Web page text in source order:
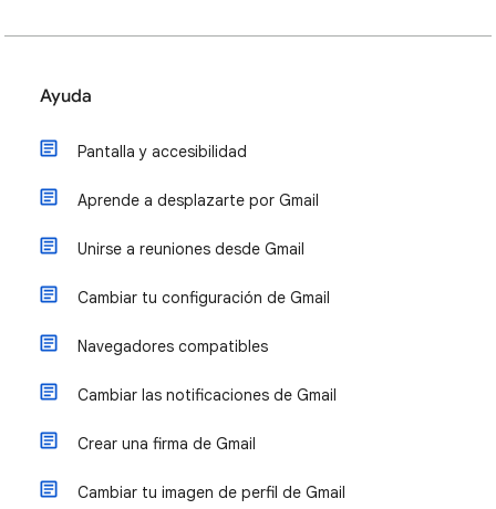
Ayuda
Pantalla y accesibilidad
Aprende a desplazarte por Gmail
Unirse a reuniones desde Gmail
Cambiar tu configuración de Gmail
Navegadores compatibles
Cambiar las notificaciones de Gmail
Crear una firma de Gmail
Cambiar tu imagen de perfil de Gmail